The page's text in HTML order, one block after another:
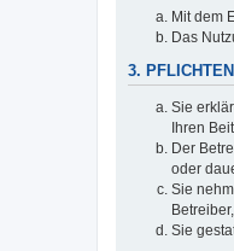
Mit dem
Das
3.
Sie
Ihren
Der
oder
Sie
Sie